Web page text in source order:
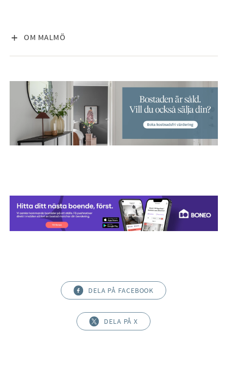
OM MALMÖ
VISA INNEHÅLL
DELA PÅ FACEBOOK
DELA PÅ X